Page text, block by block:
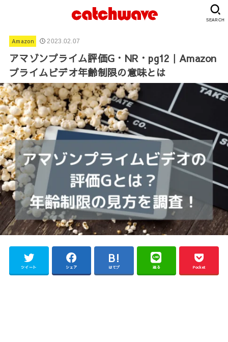
SEARCH
Amazon 2023.02.07
アマゾンプライム評価G・NR・pg12｜Amazon
プライムビデオ年齢制限の意味とは
ツイート シェア はてブ 送る Pocket